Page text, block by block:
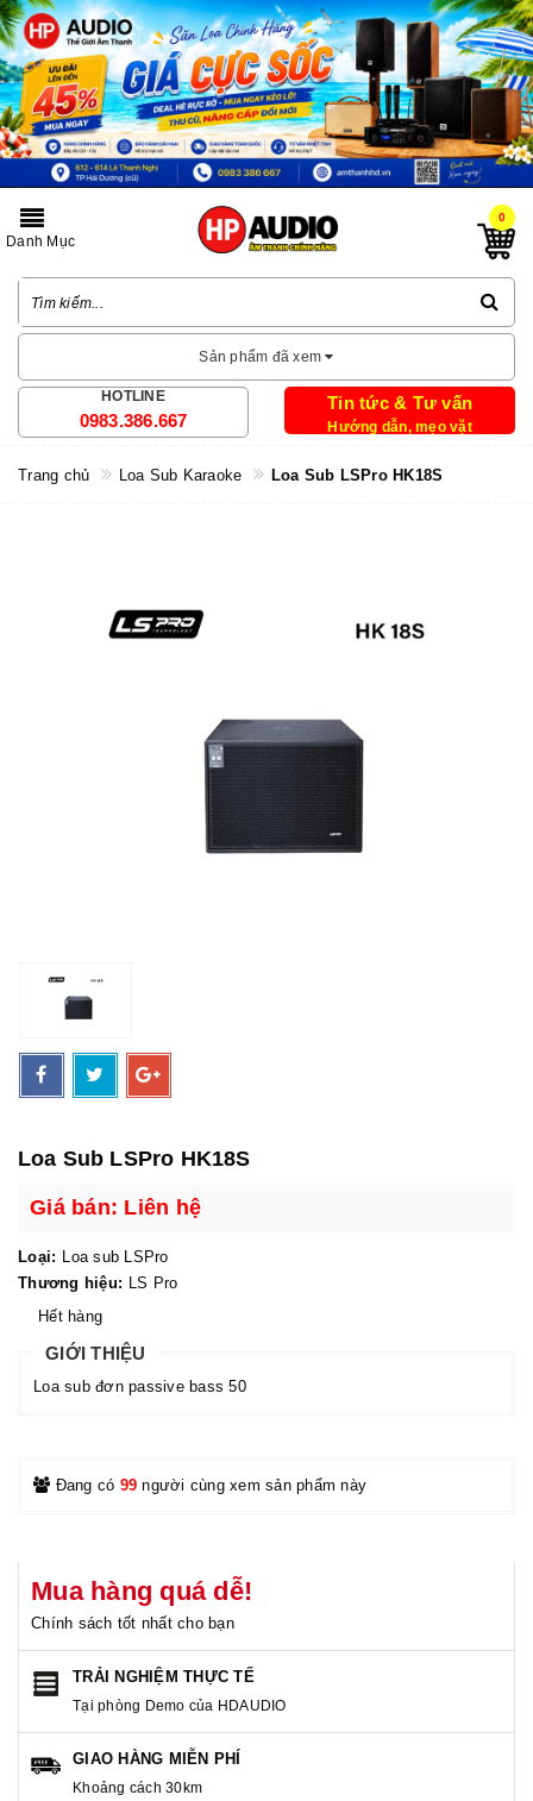
0
Danh Mục
Sản phẩm đã xem
HOTLINE
0983.386.667
Tin tức & Tư vấn
Hướng dẫn, mẹo vặt
Trang chủ Loa Sub Karaoke Loa Sub LSPro HK18S
Loa Sub LSPro HK18S
Giá bán: Liên hệ
Loại:
Loa sub LSPro
Thương hiệu:
LS Pro
Hết hàng
GIỚI THIỆU
Loa sub đơn passive bass 50
Đang có 99 người cùng xem sản phẩm này
Mua hàng quá dễ!
Chính sách tốt nhất cho bạn
TRẢI NGHIỆM THỰC TẾ
Tại phòng Demo của HDAUDIO
GIAO HÀNG MIỄN PHÍ
Khoảng cách 30km